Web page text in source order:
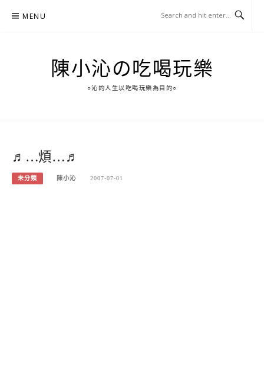
MENU
陳小沁の吃喝玩樂
○沁的人生以吃喝玩樂為目的○
♬…煩…♬
未分類 陳小沁 2007-07-01